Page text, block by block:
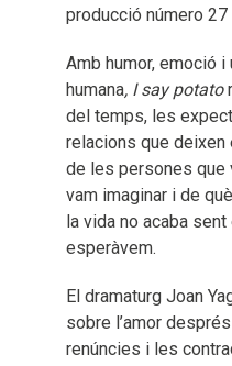
producció número 27
Amb humor, emoció
humana, I say potato
del temps, les
relacions que deixen
de les persones que
vam imaginar i de
la vida no acaba
esperàvem.
El dramaturg Joan
sobre l’amor
renúncies i les